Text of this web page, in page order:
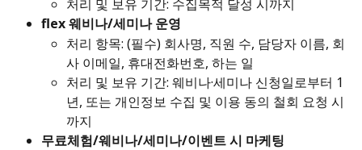
처리 및 보유 기간: 수집목적 달성 시까지
flex 웨비나/세미나 운영
처리 항목: (필수) 회사명, 직원 수, 담당자 이름, 회
사 이메일, 휴대전화번호, 하는 일
처리 및 보유 기간: 웨비나·세미나 신청일로부터 1
년, 또는 개인정보 수집 및 이용 동의 철회 요청 시
까지
무료체험/웨비나/세미나/이벤트 시 마케팅